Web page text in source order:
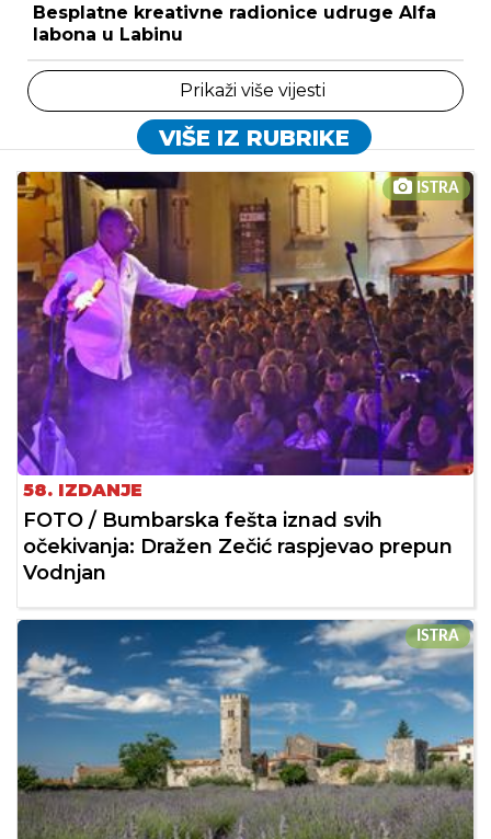
Besplatne kreativne radionice udruge Alfa
labona u Labinu
Prikaži više vijesti
VIŠE IZ RUBRIKE
ISTRA
58. IZDANJE
FOTO / Bumbarska fešta iznad svih
očekivanja: Dražen Zečić raspjevao prepun
Vodnjan
ISTRA